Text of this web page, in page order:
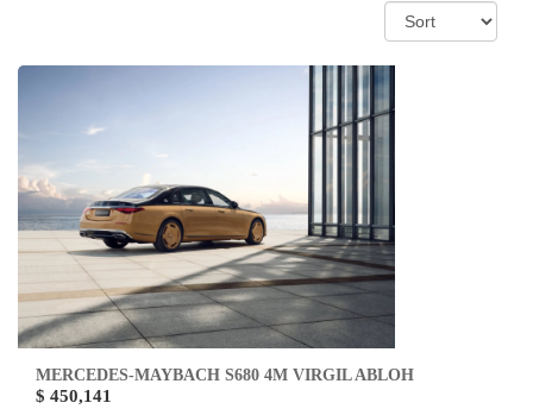
MERCEDES-MAYBACH S680 4M VIRGIL ABLOH
$ 450,141